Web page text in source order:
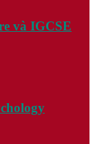
và IGCSE